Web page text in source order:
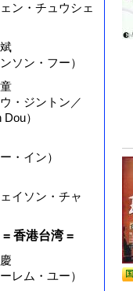
ェン・チュウシェ
ンソン・フー）
ウ・ジントン／
）
ー・イン）
ェイソン・チャ
= 香港台湾 =
ーレム・ユー）